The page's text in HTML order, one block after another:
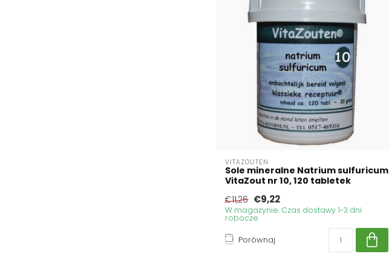
VITAZOUTEN
Sole mineralne Natrium sulfuricum
VitaZout nr 10, 120 tabletek
€11,26 €9,22
W magazynie. Czas dostawy 1-3 dni
robocze
Porównaj